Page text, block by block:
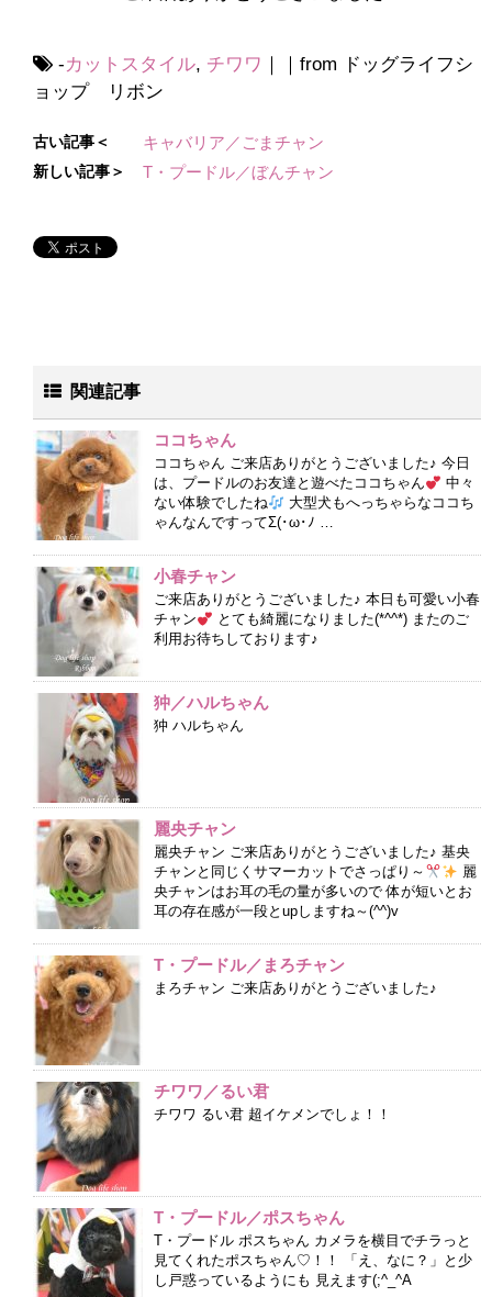
-カットスタイル, チワワ
｜｜from ドッグライフシ
ョップ リボン
古い記事＜ キャバリア／ごまチャン
新しい記事＞ T・プードル／ぼんチャン
関連記事
ココちゃん
ココちゃん ご来店ありがとうございました♪ 今日
は、プードルのお友達と遊べたココちゃん
中々
ない体験でしたね
大型犬もへっちゃらなココち
ゃんなんですってΣ(･ω･ﾉ …
小春チャン
ご来店ありがとうございました♪ 本日も可愛い小春
チャン
とても綺麗になりました(*^^*) またのご
利用お待ちしております♪
狆／ハルちゃん
狆 ハルちゃん
麗央チャン
麗央チャン ご来店ありがとうございました♪ 基央
チャンと同じくサマーカットでさっぱり～
麗
央チャンはお耳の毛の量が多いので 体が短いとお
耳の存在感が一段とupしますね～(^^)v
T・プードル／まろチャン
まろチャン ご来店ありがとうございました♪
チワワ／るい君
チワワ るい君 超イケメンでしょ！！
T・プードル／ポスちゃん
T・プードル ポスちゃん カメラを横目でチラっと
見てくれたポスちゃん♡！！ 「え、なに？」と少
し戸惑っているようにも 見えます(;^_^A